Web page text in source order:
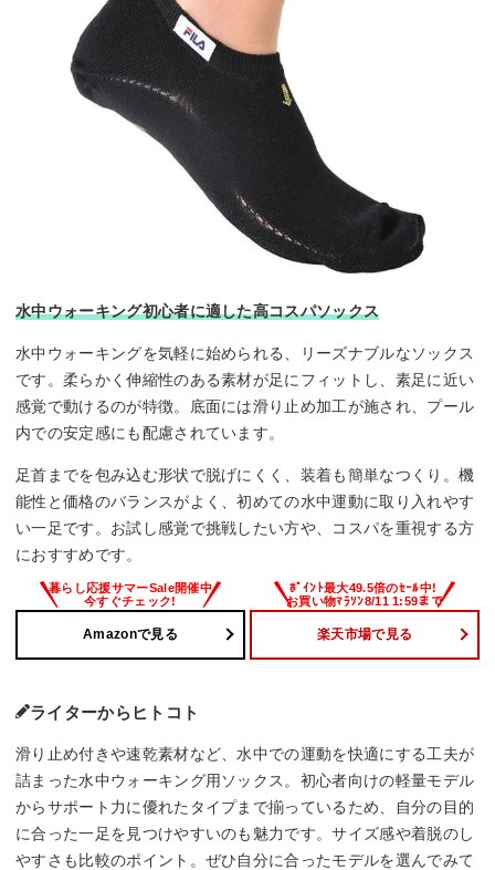
水中ウォーキング初心者に適した高コスパソックス
水中ウォーキングを気軽に始められる、リーズナブルなソックス
です。柔らかく伸縮性のある素材が足にフィットし、素足に近い
感覚で動けるのが特徴。底面には滑り止め加工が施され、プール
内での安定感にも配慮されています。
足首までを包み込む形状で脱げにくく、装着も簡単なつくり。機
能性と価格のバランスがよく、初めての水中運動に取り入れやす
い一足です。お試し感覚で挑戦したい方や、コスパを重視する方
におすすめです。
Amazonで見る 楽天市場で見る
ライターからヒトコト
滑り止め付きや速乾素材など、水中での運動を快適にする工夫が
詰まった水中ウォーキング用ソックス。初心者向けの軽量モデル
からサポート力に優れたタイプまで揃っているため、自分の目的
に合った一足を見つけやすいのも魅力です。サイズ感や着脱のし
やすさも比較のポイント。ぜひ自分に合ったモデルを選んでみて